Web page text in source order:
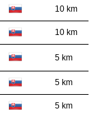
10 km
10 km
5 km
5 km
5 km